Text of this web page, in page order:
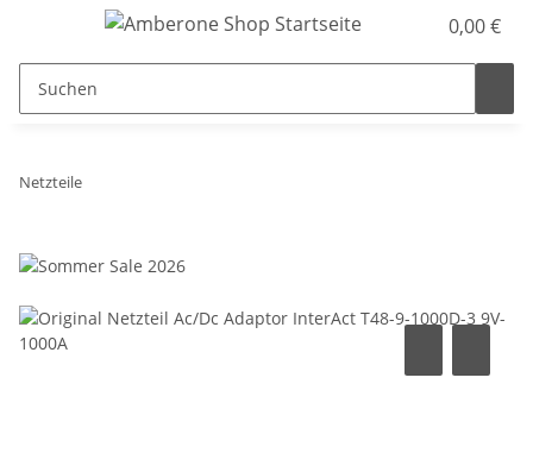
0,00 €
Netzteile